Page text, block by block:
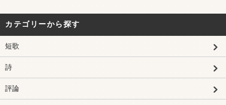
カテゴリーから探す
短歌
詩
評論